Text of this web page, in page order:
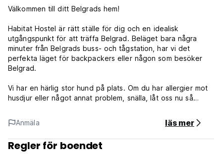
Välkommen till ditt Belgrads hem!
Habitat Hostel är rätt ställe för dig och en idealisk
utgångspunkt för att träffa Belgrad. Beläget bara några
minuter från Belgrads buss- och tågstation, har vi det
perfekta läget för backpackers eller någon som besöker
Belgrad.
Vi har en härlig stor hund på plats. Om du har allergier mot
husdjur eller något annat problem, snälla, låt oss nu så
Vår billigaste sovsal (4-bäddsrum) är utan fönster men med
och A/C. Tänk på det när du gör dina bokningar.
Habitat Hostel är modernt, mysigt, välkänt, stort värde för
Anmäla läs mer
Regler för boendet